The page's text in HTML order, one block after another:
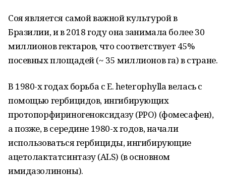
Соя является самой важной культурой в
Бразилии, и в 2018 году она занимала более 30
миллионов гектаров, что соответствует 45%
посевных площадей (~ 35 миллионов га) в стране.
В 1980-х годах борьба с E. heterophylla велась с
помощью гербицидов, ингибирующих
протопорфириногеноксидазу (PPO) (фомесафен),
а позже, в середине 1980-х годов, начали
использоваться гербициды, ингибирующие
ацетолактатсинтазу (ALS) (в основном
имидазолиноны).